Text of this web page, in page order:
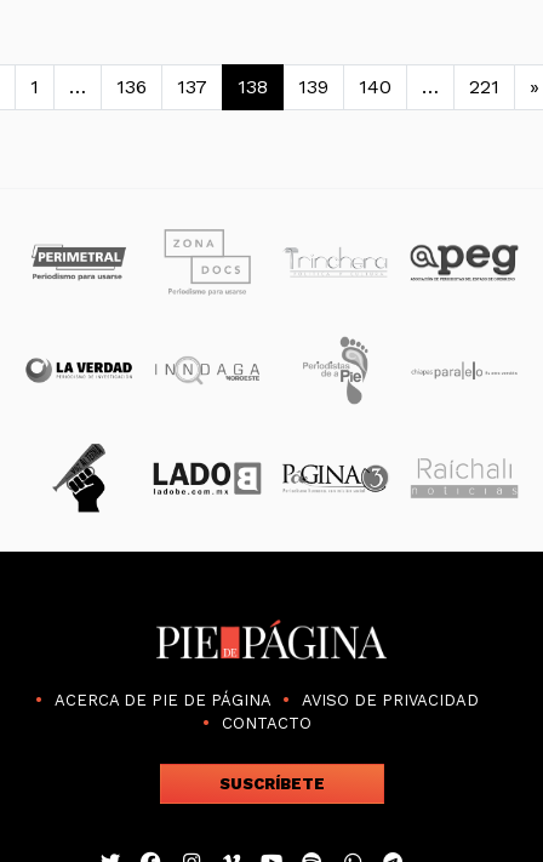
de entradas
1 … 136 137 138 139 140 … 221 »
ACERCA DE PIE DE PÁGINA
AVISO DE PRIVACIDAD
CONTACTO
SUSCRÍBETE